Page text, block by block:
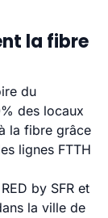
la fibre
du
des locaux
la fibre grâce
lignes FTTH
by SFR et
la ville de